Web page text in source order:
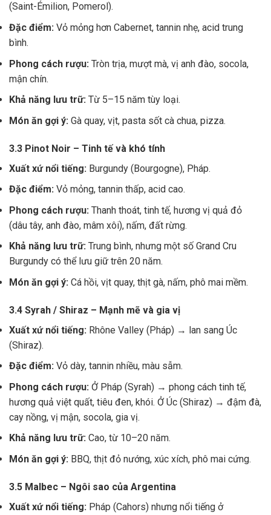
(Saint-Émilion, Pomerol).
Đặc điểm: Vỏ mỏng hơn Cabernet, tannin nhẹ, acid trung
bình.
Phong cách rượu: Tròn trịa, mượt mà, vị anh đào, socola,
mận chín.
Khả năng lưu trữ: Từ 5–15 năm tùy loại.
Món ăn gợi ý: Gà quay, vịt, pasta sốt cà chua, pizza.
3.3 Pinot Noir – Tinh tế và khó tính
Xuất xứ nổi tiếng: Burgundy (Bourgogne), Pháp.
Đặc điểm: Vỏ mỏng, tannin thấp, acid cao.
Phong cách rượu: Thanh thoát, tinh tế, hương vị quả đỏ
(dâu tây, anh đào, mâm xôi), nấm, đất rừng.
Khả năng lưu trữ: Trung bình, nhưng một số Grand Cru
Burgundy có thể lưu giữ trên 20 năm.
Món ăn gợi ý: Cá hồi, vịt quay, thịt gà, nấm, phô mai mềm.
3.4 Syrah / Shiraz – Mạnh mẽ và gia vị
Xuất xứ nổi tiếng: Rhône Valley (Pháp) → lan sang Úc
(Shiraz).
Đặc điểm: Vỏ dày, tannin nhiều, màu sẫm.
Phong cách rượu: Ở Pháp (Syrah) → phong cách tinh tế,
hương quả việt quất, tiêu đen, khói. Ở Úc (Shiraz) → đậm đà,
cay nồng, vị mận, socola, gia vị.
Khả năng lưu trữ: Cao, từ 10–20 năm.
Món ăn gợi ý: BBQ, thịt đỏ nướng, xúc xích, phô mai cứng.
3.5 Malbec – Ngôi sao của Argentina
Xuất xứ nổi tiếng: Pháp (Cahors) nhưng nổi tiếng ở